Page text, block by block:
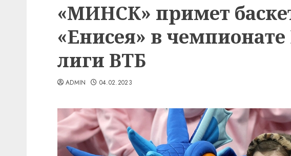
«МИНСК» примет
«Енисея» в
лиги ВТБ
ADMIN 04.02.2023